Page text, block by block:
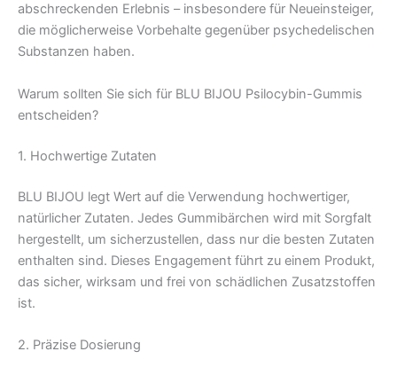
abschreckenden Erlebnis – insbesondere für Neueinsteiger,
die möglicherweise Vorbehalte gegenüber psychedelischen
Substanzen haben.
Warum sollten Sie sich für BLU BIJOU Psilocybin-Gummis
entscheiden?
1. Hochwertige Zutaten
BLU BIJOU legt Wert auf die Verwendung hochwertiger,
natürlicher Zutaten. Jedes Gummibärchen wird mit Sorgfalt
hergestellt, um sicherzustellen, dass nur die besten Zutaten
enthalten sind. Dieses Engagement führt zu einem Produkt,
das sicher, wirksam und frei von schädlichen Zusatzstoffen
ist.
2. Präzise Dosierung